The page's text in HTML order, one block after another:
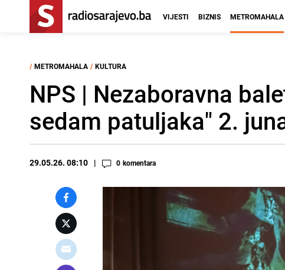
VIJESTI BIZNIS METROMAHALA
/ METROMAHALA / KULTURA
NPS | Nezaboravna
sedam patuljaka" 2.
29.05.26. 08:10 0 komentara